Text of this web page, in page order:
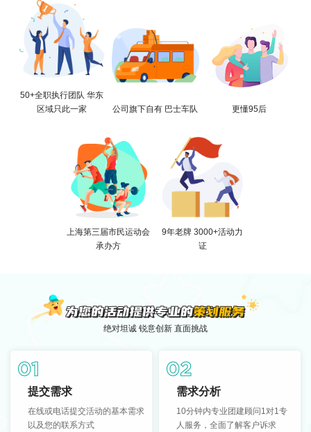
50+全职执行团队 华东
区域只此一家
公司旗下自有 巴士车队 更懂95后
上海第三届市民运动会
承办方
9年老牌 3000+活动力
证
绝对坦诚 锐意创新 直面挑战
01
提交需求
在线或电话提交活动的基本需求
以及您的联系方式
02
需求分析
10分钟内专业团建顾问1对1专
人服务，全面了解客户诉求